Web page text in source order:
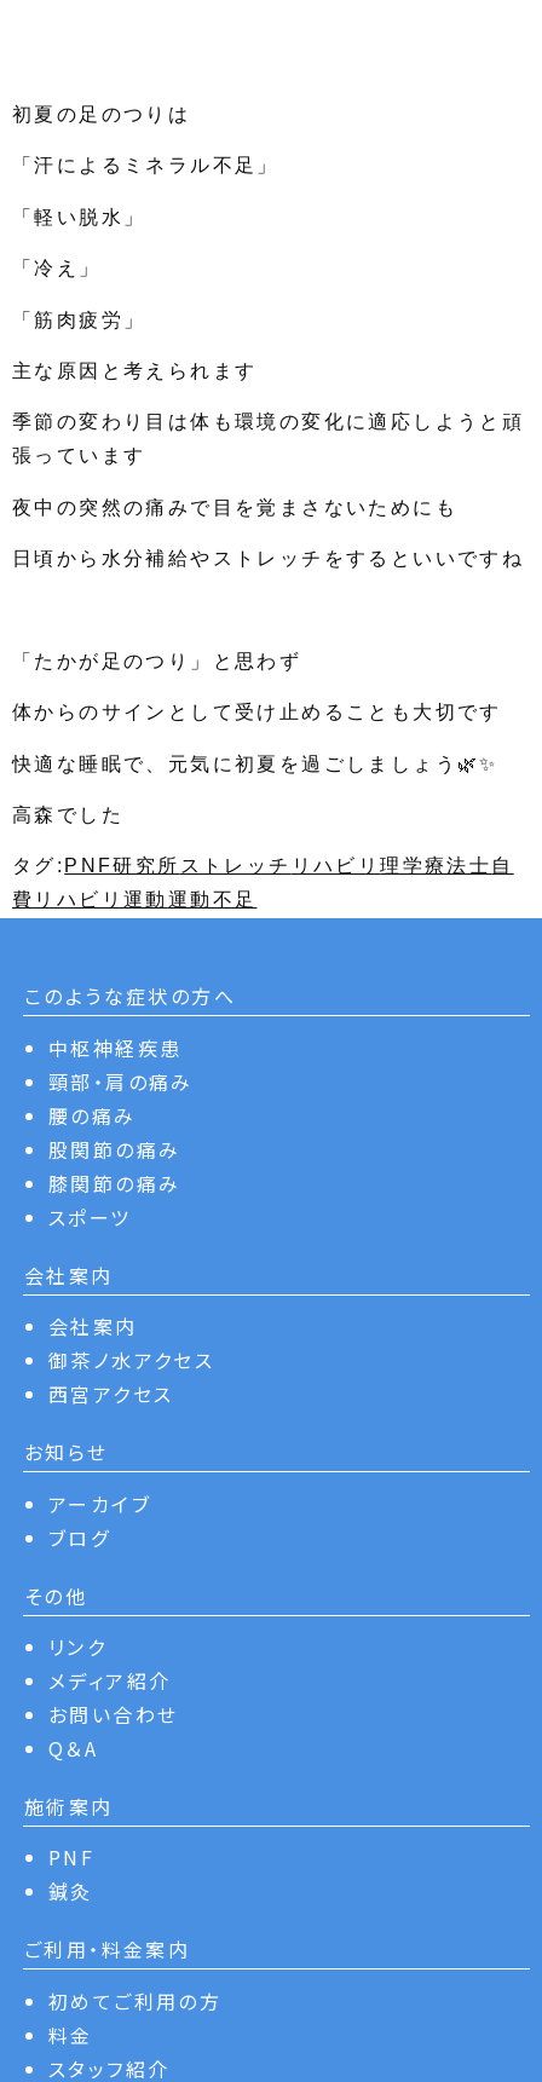
初夏の足のつりは
「汗によるミネラル不足」
「軽い脱水」
「冷え」
「筋肉疲労」
主な原因と考えられます
季節の変わり目は体も環境の変化に適応しようと頑
張っています
夜中の突然の痛みで目を覚まさないためにも
日頃から水分補給やストレッチをするといいですね
「たかが足のつり」と思わず
体からのサインとして受け止めることも大切です
快適な睡眠で、元気に初夏を過ごしましょう🌿✨
高森でした
タグ: PNF研究所 ストレッチ リハビリ理学療法士 自
費リハビリ 運動 運動不足
このような症状の方へ
中枢神経疾患
頸部・肩の痛み
腰の痛み
股関節の痛み
膝関節の痛み
スポーツ
会社案内
会社案内
御茶ノ水アクセス
西宮アクセス
お知らせ
アーカイブ
ブログ
その他
リンク
メディア紹介
お問い合わせ
Q＆A
施術案内
PNF
鍼灸
ご利用・料金案内
初めてご利用の方
料金
スタッフ紹介